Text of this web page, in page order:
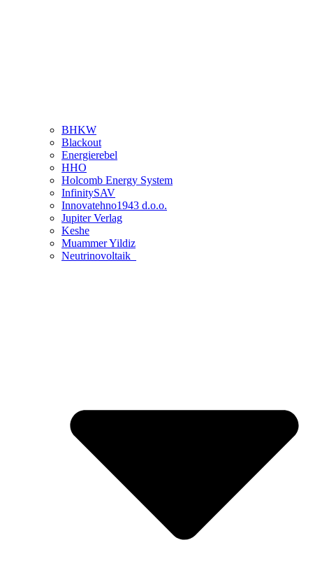
BHKW
Blackout
Energierebel
HHO
Holcomb Energy System
InfinitySAV
Innovatehno1943 d.o.o.
Jupiter Verlag
Keshe
Muammer Yildiz
Neutrinovoltaik